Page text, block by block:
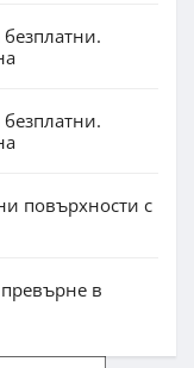
безплатни.
безплатни.
повърхности с
в